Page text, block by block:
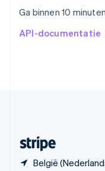
Ga binnen 10
API-documentatie
België
简体中文English
English